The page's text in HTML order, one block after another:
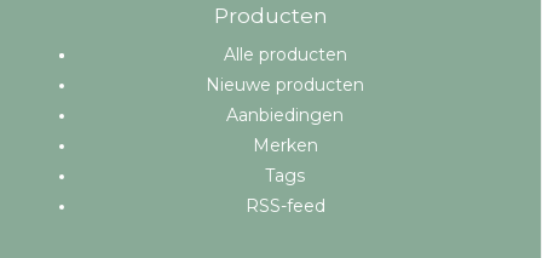
Producten
Alle producten
Nieuwe producten
Aanbiedingen
Merken
Tags
RSS-feed